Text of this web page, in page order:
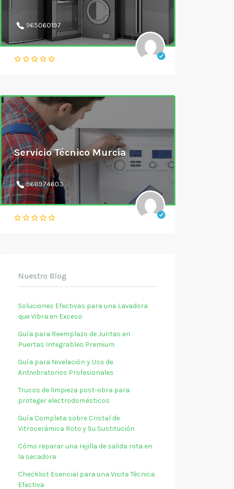
965060197
Servicio Técnico Murcia
968974603
Nuestro Blog
Soluciones Efectivas para una Lavadora
que Vibra en Exceso
Guía para Reemplazo de Juntas en
Puertas Integrables Premium
Guía para Nivelación y Uso de
Antivibratorios Profesionales
Trucos de limpieza post-obra para
proteger electrodomésticos
Guía Completa sobre Cristal de
Vitrocerámica Roto y Su Sustitución
Cómo reparar una rejilla de salida rota en
la secadora
Checklist Esencial para una Visita Técnica
Efectiva